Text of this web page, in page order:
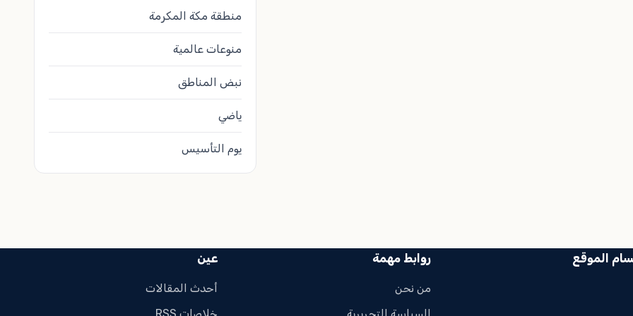
منطقة مكة المكرمة
منوعات عالمية
نبض المناطق
ياضي
يوم التأسيس
الموقع روابط مهمة
من نحن
السياسة التحريرية
عين
أحدث المقالات
خلاصات RSS